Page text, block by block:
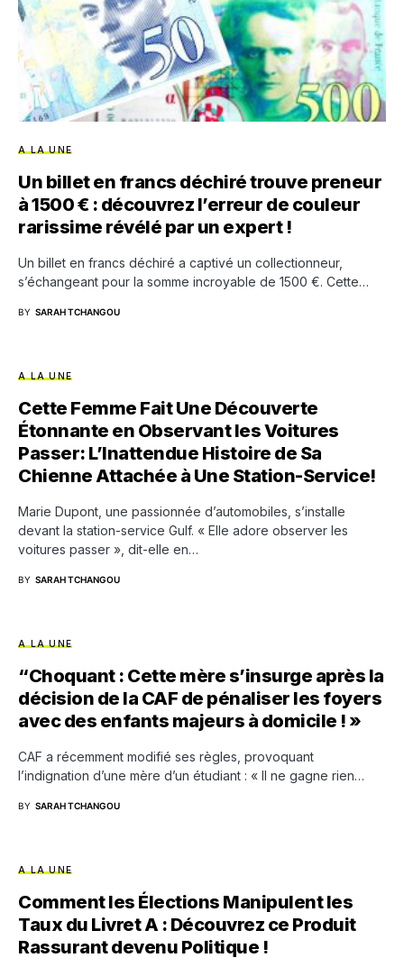
A LA UNE
Un billet en francs déchiré trouve preneur
à 1500 € : découvrez l’erreur de couleur
rarissime révélé par un expert !
Un billet en francs déchiré a captivé un collectionneur,
s’échangeant pour la somme incroyable de 1500 €. Cette…
BY SARAH TCHANGOU
A LA UNE
Cette Femme Fait Une Découverte
Étonnante en Observant les Voitures
Passer: L’Inattendue Histoire de Sa
Chienne Attachée à Une Station-Service!
Marie Dupont, une passionnée d’automobiles, s’installe
devant la station-service Gulf. « Elle adore observer les
voitures passer », dit-elle en…
BY SARAH TCHANGOU
A LA UNE
“Choquant : Cette mère s’insurge après la
décision de la CAF de pénaliser les foyers
avec des enfants majeurs à domicile ! »
CAF a récemment modifié ses règles, provoquant
l’indignation d’une mère d’un étudiant : « Il ne gagne rien…
BY SARAH TCHANGOU
A LA UNE
Comment les Élections Manipulent les
Taux du Livret A : Découvrez ce Produit
Rassurant devenu Politique !